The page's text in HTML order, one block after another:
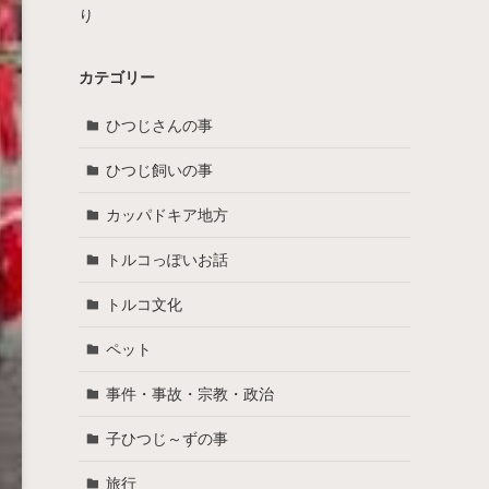
り
カテゴリー
ひつじさんの事
ひつじ飼いの事
カッパドキア地方
トルコっぽいお話
トルコ文化
ペット
事件・事故・宗教・政治
子ひつじ～ずの事
旅行